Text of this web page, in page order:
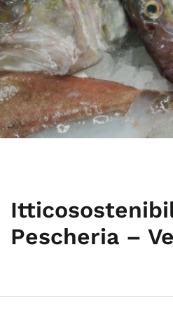
Pescheria –